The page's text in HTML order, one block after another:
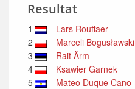
Resultat
1 Lars Rouffaer
2
Marceli Bogusławski
3
Rait Ärm
4
Ksawier Garnek
5
Mateo Duque Cano